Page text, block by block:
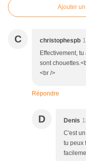
Ajouter
C christophespb
Effectivement,
sont
<br />
Répondre
D Denis
C'est
tu peux